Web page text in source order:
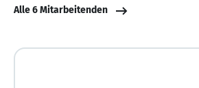
Alle 6 Mitarbeitenden